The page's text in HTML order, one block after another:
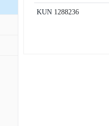
KUN 1288236